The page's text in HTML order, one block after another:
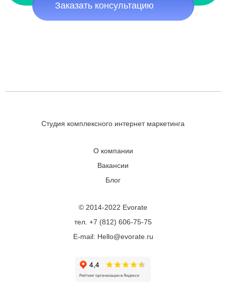
Заказать консультацию
Студия комплексного интернет маркетинга
О компании
Вакансии
Блог
© 2014-2022 Evorate
тел. +7 (812) 606-75-75
E-mail: Hello@evorate.ru